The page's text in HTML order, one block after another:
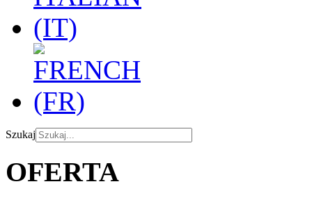
Szukaj
OFERTA